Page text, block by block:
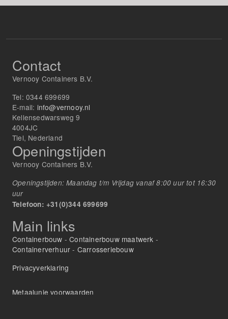
Contact
Vernooy Containers B.V.
Tel: 0344 699699
E-mail: info@vernooy.nl
Kellensedwarsweg 9
4004JC
Tiel, Nederland
Openingstijden
Vernooy Containers B.V.
Openingstijden: Maandag t/m Vrijdag vanaf 8:00 uur tot 16:30
uur
Telefoon: +31(0)344 699699
Main links
Containerbouw -Containerbouw maatwerk -
Containerverhuur - Carrosseriebouw
Privacyverklaring
Metaalunie voorwaarden